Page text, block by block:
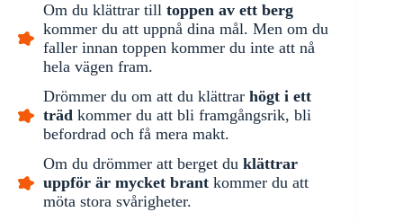
Om du klättrar till toppen av ett berg
kommer du att uppnå dina mål. Men om du
faller innan toppen kommer du inte att nå
hela vägen fram.
Drömmer du om att du klättrar högt i ett
träd kommer du att bli framgångsrik, bli
befordrad och få mera makt.
Om du drömmer att berget du klättrar
uppför är mycket brant kommer du att
möta stora svårigheter.